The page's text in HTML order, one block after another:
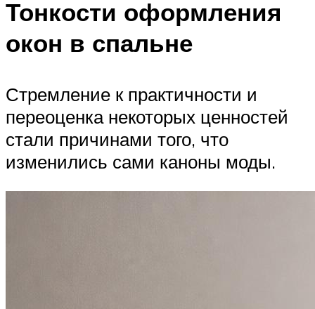
Тонкости оформления
окон в спальне
Стремление к практичности и
переоценка некоторых ценностей
стали причинами того, что
изменились сами каноны моды.